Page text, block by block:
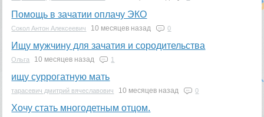
Помощь в зачатии оплачу ЭКО
Сокол Антон Алексеевич 10 месяцев назад 0
Ищу мужчину для зачатия и сородительства
Ольга 10 месяцев назад 1
ищу суррогатную мать
тарасевич дмитрий вячеславович 10 месяцев назад 0
Хочу стать многодетным отцом.